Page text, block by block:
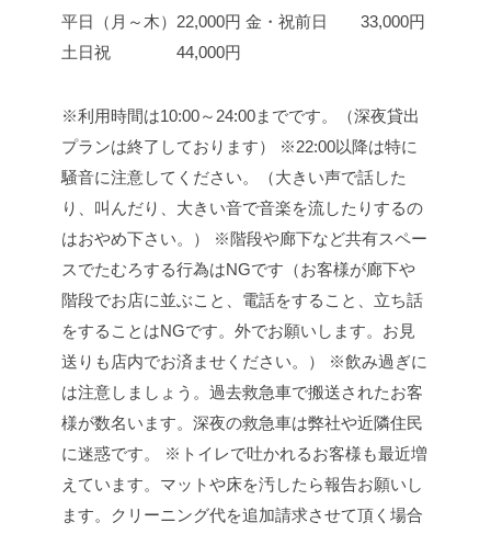
平日（月～木）22,000円 金・祝前日 33,000円
土日祝 44,000円
※利用時間は10:00～24:00までです。（深夜貸出
プランは終了しております）
※22:00以降は特に
騒音に注意してください。（大きい声で話した
り、叫んだり、大きい音で音楽を流したりするの
はおやめ下さい。）
※階段や廊下など共有スペー
スでたむろする行為はNGです（お客様が廊下や
階段でお店に並ぶこと、電話をすること、立ち話
をすることはNGです。外でお願いします。お見
送りも店内でお済ませください。）
※飲み過ぎに
は注意しましょう。過去救急車で搬送されたお客
様が数名います。深夜の救急車は弊社や近隣住民
に迷惑です。
※トイレで吐かれるお客様も最近増
えています。マットや床を汚したら報告お願いし
ます。クリーニング代を追加請求させて頂く場合